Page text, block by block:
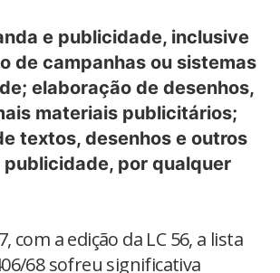
e publicidade, inclusive
de campanhas ou sistemas
elaboração de desenhos,
materiais publicitários;
textos, desenhos e outros
por qualquer
com a edição da LC 56, a lista
68 sofreu significativa